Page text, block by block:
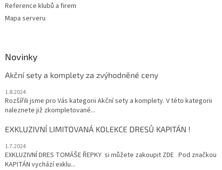
Reference klubů a firem
Mapa serveru
Novinky
Akční sety a komplety za zvýhodněné ceny
1.8.2024
Rozšířili jsme pro Vás kategorii Akční sety a komplety. V této kategorii
naleznete již zkompletované...
EXKLUZIVNÍ LIMITOVANÁ KOLEKCE DRESŮ KAPITÁN !
1.7.2024
EXKLUZIVNÍ DRES TOMÁŠE ŘEPKY si můžete zakoupit ZDE Pod značkou
KAPITÁN vychází exklu...